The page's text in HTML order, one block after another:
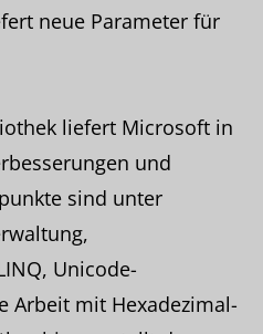
neue Parameter für
liefert Microsoft in
und
sind unter
Unicode-
Arbeit mit Hexadezimal-